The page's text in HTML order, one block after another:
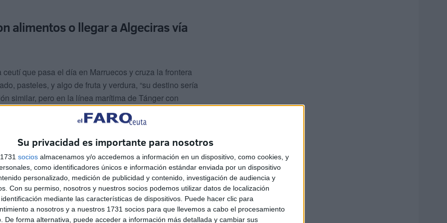
Su privacidad es importante para nosotros
socios almacenamos y/o accedemos a información en un dispositivo, como cookies, y
como identificadores únicos e información estándar enviada por un dispositivo
personalizado, medición de publicidad y contenido, investigación de audiencia y
Con su permiso, nosotros y nuestros socios podemos utilizar datos de localización
mediante las características de dispositivos. Puede hacer clic para
a nosotros y a nuestros 1731 socios para que llevemos a cabo el procesamiento
De forma alternativa, puede acceder a información más detallada y cambiar sus
alimentos o llegar a Algeciras vía
que pasa el día en Marruecos y cruza la frontera
pasteles, y algo de fruta y verdura, “su destino sería
similar, pero en la línea marítima de Tánger con
nada”.
puertos de Algeciras y Tarifa, al ser considerados
concretamente en esta materia.